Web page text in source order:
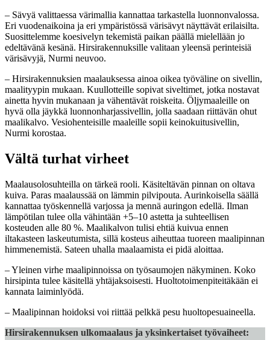
– Sävyä valittaessa värimallia kannattaa tarkastella luonnonvalossa.
Eri vuodenaikoina ja eri ympäristössä värisävyt näyttävät erilaisilta.
Suosittelemme koesivelyn tekemistä paikan päällä mielellään jo
edeltävänä kesänä. Hirsirakennuksille valitaan yleensä perinteisiä
värisävyjä, Nurmi neuvoo.
– Hirsirakennuksien maalauksessa ainoa oikea työväline on sivellin,
maalityypin mukaan. Kuullotteille sopivat siveltimet, jotka nostavat
ainetta hyvin mukanaan ja vähentävät roiskeita. Öljymaaleille on
hyvä olla jäykkä luonnonharjassivellin, jolla saadaan riittävän ohut
maalikalvo. Vesiohenteisille maaleille sopii keinokuitusivellin,
Nurmi korostaa.
Vältä turhat virheet
Maalausolosuhteilla on tärkeä rooli. Käsiteltävän pinnan on oltava
kuiva. Paras maalaussää on lämmin pilvipouta. Aurinkoisella säällä
kannattaa työskennellä varjossa ja mennä auringon edellä. Ilman
lämpötilan tulee olla vähintään +5–10 astetta ja suhteellisen
kosteuden alle 80 %. Maalikalvon tulisi ehtiä kuivua ennen
iltakasteen laskeutumista, sillä kosteus aiheuttaa tuoreen maalipinnan
himmenemistä. Sateen uhalla maalaamista ei pidä aloittaa.
– Yleinen virhe maalipinnoissa on työsaumojen näkyminen. Koko
hirsipinta tulee käsitellä yhtäjaksoisesti. Huoltotoimenpiteitäkään ei
kannata laiminlyödä.
– Maalipinnan hoidoksi voi riittää pelkkä pesu huoltopesuaineella.
Hirsirakennuksen ulkomaalaus ja yksinkertaiset työvaiheet: